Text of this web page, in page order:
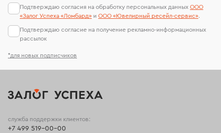
*для новых подписчиков
Подтверждаю согласия на обработку персональных данных ООО
«Залог Успеха «Ломбард» и ООО «Ювелирный ресейл-сервиc».
Подтверждаю согласие на получение рекламно-информационных
рассылок
служба поддержки клиентов:
+7 499 519-00-00